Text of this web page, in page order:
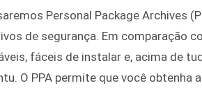
Personal Package Archives
de segurança. Em comparação
fáceis de instalar e, acima de
O PPA permite que você